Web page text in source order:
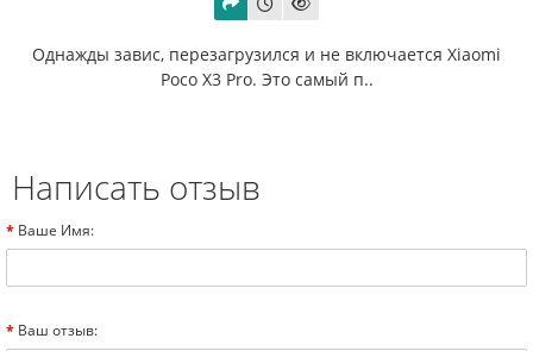
Однажды завис, перезагрузился и не включается Xiaomi
Poco X3 Pro. Это самый п..
Написать отзыв
Ваше Имя:
Ваш отзыв: